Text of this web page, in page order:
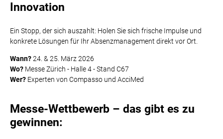
Innovation
Ein Stopp, der sich auszahlt: Holen Sie sich frische Impulse und
konkrete Lösungen für Ihr Absenzmanagement direkt vor Ort.
Wann?24. & 25. März 2026
Wo? Messe Zürich - Halle 4 - Stand C67
Wer? Experten von Compasso und AcciMed
Messe-Wettbewerb – das gibt es zu
gewinnen: